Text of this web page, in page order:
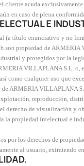
cliente acuda
en caso de plena
E
(a título enunciativo y no
son propiedad de
y protegidos por la
VILLAPLANA S.L. o,
como cualquier uso que
ARMERIA VILLAPLANA
reproducción,
derecho de visualización y
la propiedad intelectual e
por los derechos de
al usuario, eximiendo